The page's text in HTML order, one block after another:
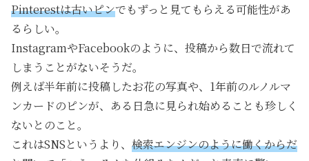
Pinterestは古いピンでもずっと見てもらえる可能性があ
るらしい。
InstagramやFacebookのように、投稿から数日で流れて
しまうことがないそうだ。
例えば半年前に投稿したお花の写真や、1年前のルノルマ
ンカードのピンが、ある日急に見られ始めることも珍しく
ないとのこと。
これはSNSというより、 検索エンジンのように働くからだ